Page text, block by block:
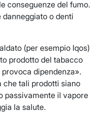
conseguenze del fumo.
o denti
(per esempio Iqos)
prodotto del tabacco
dipendenza».
che tali prodotti siano
passivamente il vapore
la salute.